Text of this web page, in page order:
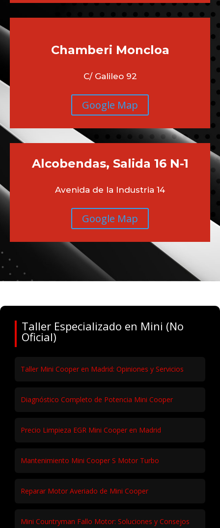
Chamberi Moncloa
C/ Galileo 92
Google Map
Alcobendas, Salida 16 N-1
Avenida de la Industria 14
Google Map
Taller Especializado en Mini (No
Oficial)
Taller Mini Cooper en Madrid: Opiniones y Servicios
Diagnóstico Completo de Potencia Mini Cooper
Precio Limpieza EGR Mini Cooper en Madrid
Mantenimiento Mini Cooper S Motor Turbo
Reparar Motor Averiado de Mini Cooper
Mini Countryman Fallo Motor: Soluciones y Consejos